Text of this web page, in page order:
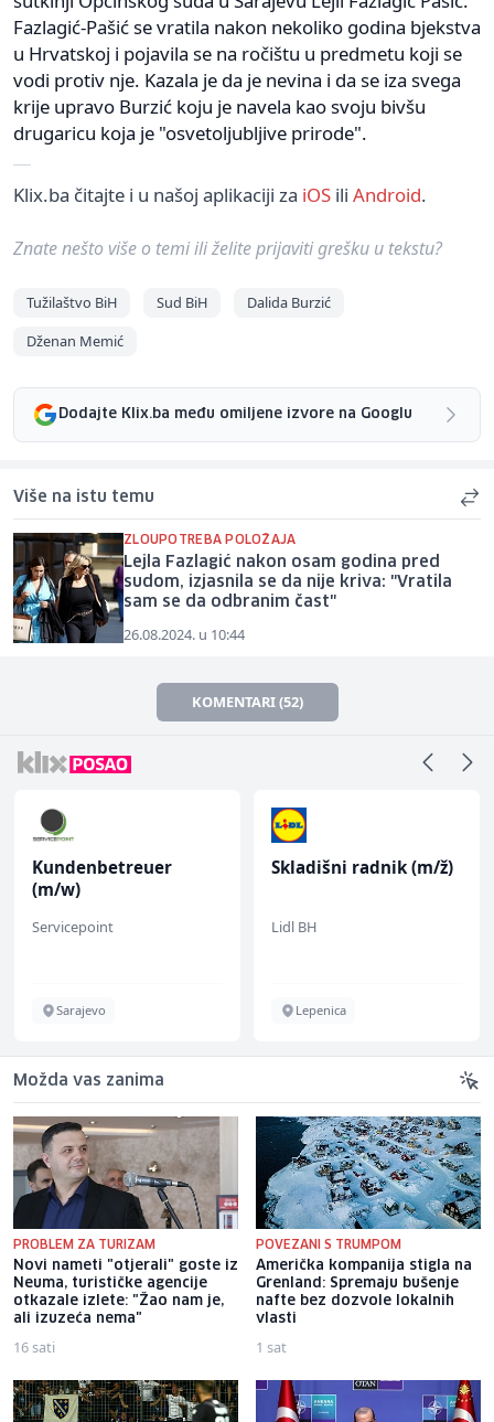
Fazlagić-Pašić se vratila nakon nekoliko godina bjekstva
u Hrvatskoj i pojavila se na ročištu u predmetu koji se
vodi protiv nje. Kazala je da je nevina i da se iza svega
krije upravo Burzić koju je navela kao svoju bivšu
drugaricu koja je "osvetoljubljive prirode".
Klix.ba čitajte i u našoj aplikaciji za iOS ili Android.
Znate nešto više o temi ili želite prijaviti grešku u tekstu?
Tužilaštvo BiH Sud BiH
Dalida Burzić
Dženan Memić
Dodajte Klix.ba među omiljene izvore na Googlu
Više na istu temu
ZLOUPOTREBA POLOŽAJA
Lejla Fazlagić nakon osam godina pred
sudom, izjasnila se da nije kriva: "Vratila
sam se da odbranim čast"
26.08.2024. u 10:44
KOMENTARI (52)
Kundenbetreuer
(m/w)
Servicepoint
Sarajevo
Skladišni radnik (m/ž)
Lidl BH
Lepenica
Možda vas zanima
PROBLEM ZA TURIZAM
Novi nameti "otjerali" goste iz
Neuma, turističke agencije
otkazale izlete: "Žao nam je,
ali izuzeća nema"
16 sati
POVEZANI S TRUMPOM
Američka kompanija stigla na
Grenland: Spremaju bušenje
nafte bez dozvole lokalnih
vlasti
1 sat